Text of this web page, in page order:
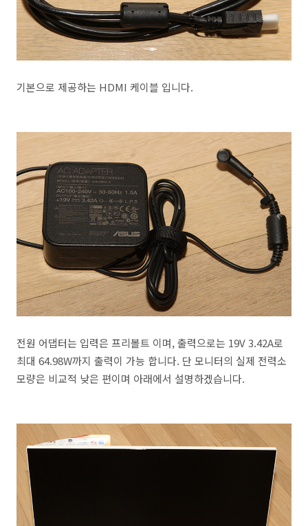
기본으로 제공하는 HDMI 케이블 입니다.
전원 어댑터는 입력은 프리볼트 이며, 출력으로는 19V 3.42A로
최대 64.98W까지 출력이 가능 합니다. 단 모니터의 실제 전력소
모량은 비교적 낮은 편이며 아래에서 설명하겠습니다.